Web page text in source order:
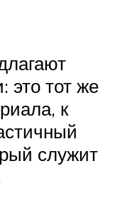
это тот же
к
служит